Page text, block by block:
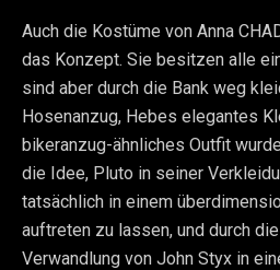
Auch die Kostüme von Anna
das Konzept. Sie besitzen alle
sind aber durch die Bank weg
Hosenanzug, Hebes elegantes
bikeranzug-ähnliches Outfit
die Idee, Pluto in seiner
tatsächlich in einem
auftreten zu lassen, und durch
Verwandlung von John Styx in